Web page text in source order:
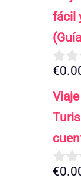
5
fácil
0
e
5
€
0
€